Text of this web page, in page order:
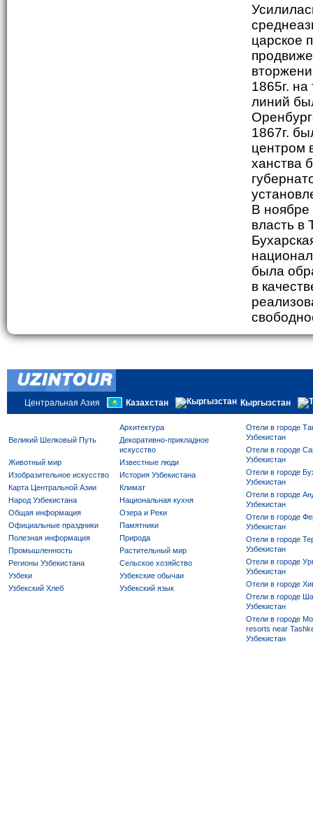
царское
1865г.
линий
1867г.
центром
ханства
В ноябре
власть в
была
в
Центральная Азия Казахстан Кыргызстан
Архитектура
Великий Шелковый Путь
Декоративно-прикладное
искусство
Животный мир
Известные люди
Изобразительное искусство
История Узбекистана
Карта Центральной Азии
Климат
Народ Узбекистана
Национальная кухня
Общая информация
Озера и Реки
Официальные праздники
Памятники
Полезная информация
Природа
Промышленность
Растительный мир
Регионы Узбекистана
Сельское хозяйство
Узбеки
Узбекские обычаи
Узбекский Хлеб
Узбекский язык
Отели в городе
Узбекистан
Отели в городе
Узбекистан
Отели в городе
Узбекистан
Отели в городе
Узбекистан
Отели в городе
Узбекистан
Отели в городе
Узбекистан
Отели в городе
Узбекистан
Отели в городе
Отели в городе
Узбекистан
Отели в городе
resorts near
Узбекистан